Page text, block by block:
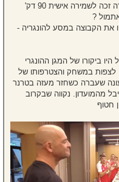
גאנח היחיד שתיפקד בהתקפה אתמול, ונטורה זכה לשמירה אישית 90 דק'
?
האוהדים שליוו את הקבוצה במסע להונגריה -
ביקורו של המגן ההונגרי
לצפות במשחק והצטרפותו של
שעברה כשחזר מעזה בטרנר
מהמועדון. נקווה שבקרוב
חטוף